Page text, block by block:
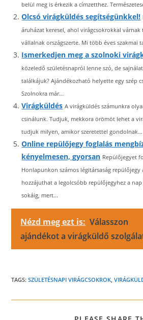
belül meg is érkezik a címzetthez.
Olcsó virágküldés segítségünkkel!
áruházat keresel, ahol virágcsokrokkal várnak
vállalnak országszerte. Mi több éves szakmai
Ismerkedjen meg a szolnoki
közeledő születésnapról lenne szó, de
találkájuk? Ajándékozható helyette egy szép
Szolnokra már...
Virágküldés A virágküldés számunkra
csinálunk. Tudjuk, mekkora örömöt lehet a
tudjuk milyen, amikor szeretettel gondolnak...
Online repülőjegy foglalás
kényelmesen, gyorsan Repülőjegyet
Honlapunkon számos légitársaság
hozzájuthat a legolcsóbb repülőjegyhez a
sokáig, mert...
Nézd meg ezt is: Válasszon
ajándékot a virágküldő
TAGS:SZÜLETÉSNAPI VIRÁGCSOKROK,